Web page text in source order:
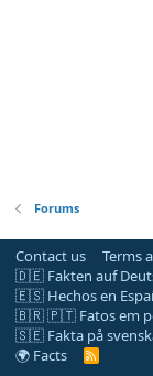
Forums
Contact us Terms
🇩🇪 Fakten auf
🇪🇸 Hechos en
🇧🇷 🇵🇹 Fatos em
🇸🇪 Fakta på
🌍 Facts
R